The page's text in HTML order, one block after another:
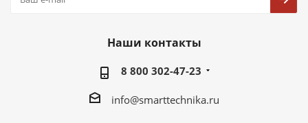
Наши контакты
8 800 302-47-23
info@smarttechnika.ru